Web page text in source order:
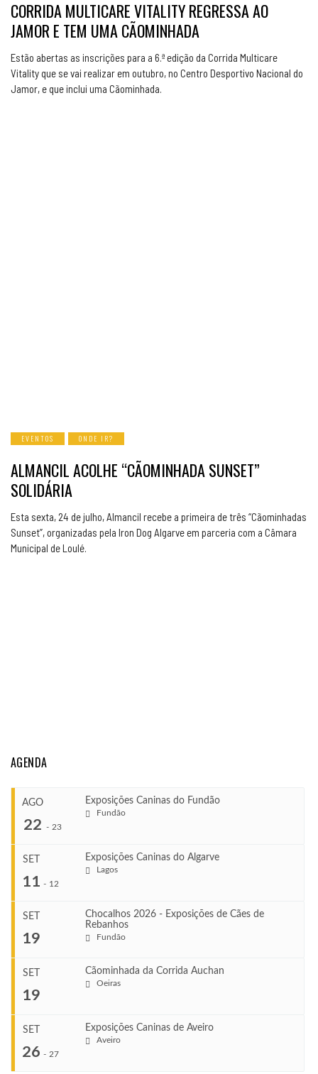
CORRIDA MULTICARE VITALITY REGRESSA AO
JAMOR E TEM UMA CÃOMINHADA
Estão abertas as inscrições para a 6.ª edição da Corrida Multicare
Vitality que se vai realizar em outubro, no Centro Desportivo Nacional do
Jamor, e que inclui uma Cãominhada.
EVENTOS ONDE IR?
ALMANCIL ACOLHE “CÃOMINHADA SUNSET”
SOLIDÁRIA
Esta sexta, 24 de julho, Almancil recebe a primeira de três “Cãominhadas
Sunset”, organizadas pela Iron Dog Algarve em parceria com a Câmara
Municipal de Loulé.
AGENDA
AGO
22 - 23
Exposições Caninas do Fundão
Fundão
Ago 22, 2026
Ago 23, 2026
VENUE
SET
11 - 12
Exposições Caninas do Algarve
Lagos
Set 11, 2026
Set 12, 2026
VENUE
SET
19
Chocalhos 2026 - Exposições de Cães de
Rebanhos
Fundão
Set 19, 2026
SET
19
Cãominhada da Corrida Auchan
Oeiras
SET
26 - 27
Exposições Caninas de Aveiro
Aveiro